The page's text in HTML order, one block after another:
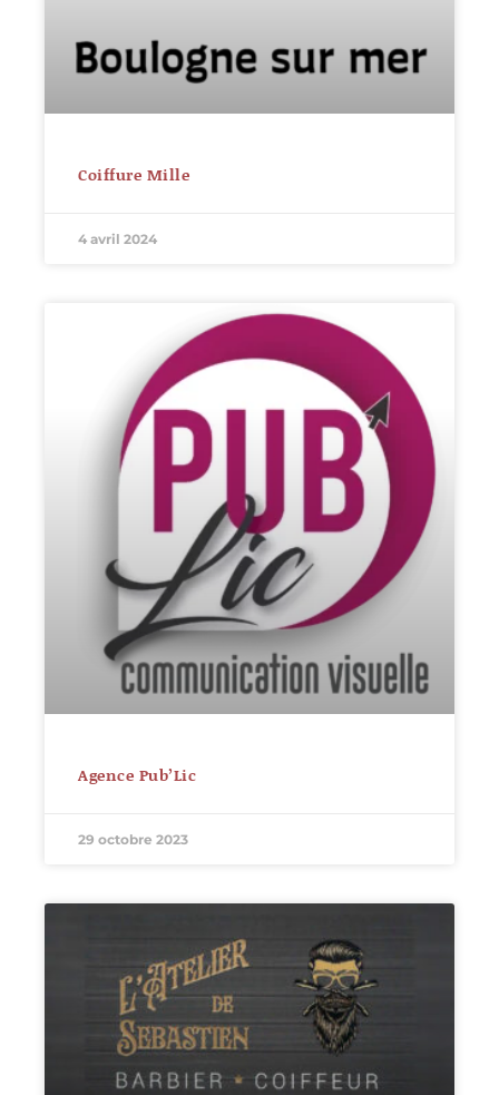
Coiffure Mille
4 avril 2024
Agence Pub’Lic
29 octobre 2023